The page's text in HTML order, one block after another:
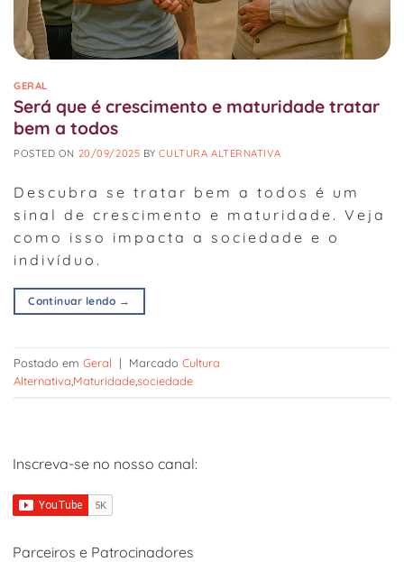
GERAL
Será que é crescimento e maturidade tratar
bem a todos
POSTED ON 20/09/2025 BYCULTURA ALTERNATIVA
Descubra se tratar bem a todos é um
sinal de crescimento e maturidade. Veja
como isso impacta a sociedade e o
indivíduo.
Continuar lendo →
Postado em Geral | Marcado Cultura
Alternativa,Maturidade,sociedade
Inscreva-se no nosso canal:
Parceiros e Patrocinadores